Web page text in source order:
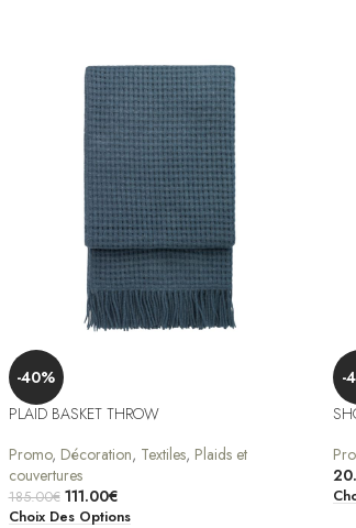
-40%
PLAID BASKET THROW
Promo, Décoration, Textiles, Plaids et
couvertures
185.00€ 111.00€
Choix Des Options
-